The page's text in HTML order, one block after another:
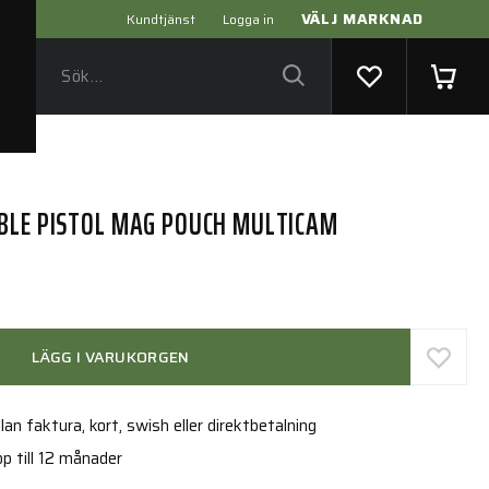
Kundtjänst Logga in VÄLJ MARKNAD
PISTOL MAG POUCH MULTICAM
LÄGG I VARUKORGEN
faktura, kort, swish eller direktbetalning
till 12 månader